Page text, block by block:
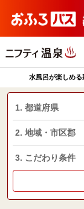
水風呂が楽しめ
1. 都道府県
2. 地域・市区郡
3. こだわり条件